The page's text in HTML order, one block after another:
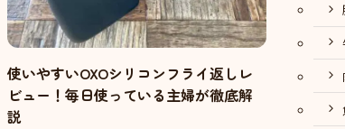
使いやすいOXOシリコンフライ返しレ
ビュー！毎日使っている主婦が徹底解
説